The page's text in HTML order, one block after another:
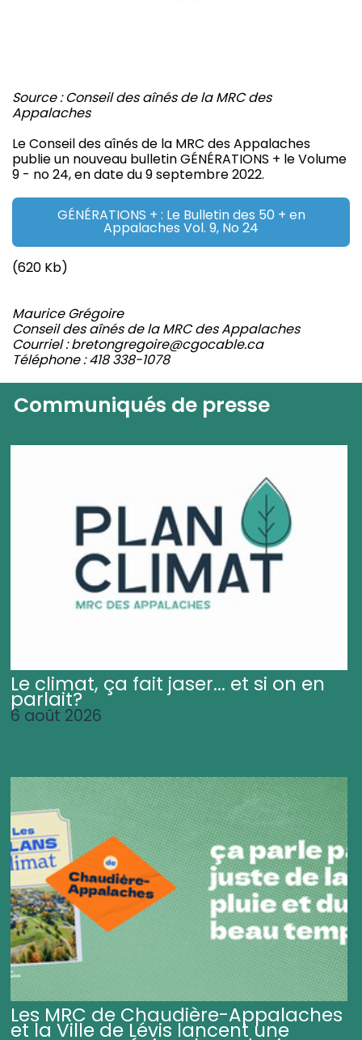
Source : Conseil des aînés de la MRC des
Appalaches
Le Conseil des aînés de la MRC des Appalaches
publie un nouveau bulletin GÉNÉRATIONS + le Volume
9 - no 24, en date du 9 septembre 2022.
GÉNÉRATIONS + : Le Bulletin des 50 + en
Appalaches Vol. 9, No 24
(620 Kb)
Maurice Grégoire
Conseil des aînés de la MRC des Appalaches
Courriel : bretongregoire@cgocable.ca
Téléphone : 418 338-1078
Communiqués de presse
Le climat, ça fait jaser... et si on en
parlait?
6 août 2026
Les MRC de Chaudière-Appalaches
et la Ville de Lévis lancent une